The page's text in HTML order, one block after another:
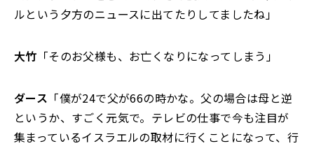
ルという夕方のニュースに出てたりしてましたね」
大竹 「そのお父様も、お亡くなりになってしまう」
ダース 「僕が24で父が66の時かな。父の場合は母と逆
というか、すごく元気で。テレビの仕事で今も注目が
集まっているイスラエルの取材に行くことになって、行